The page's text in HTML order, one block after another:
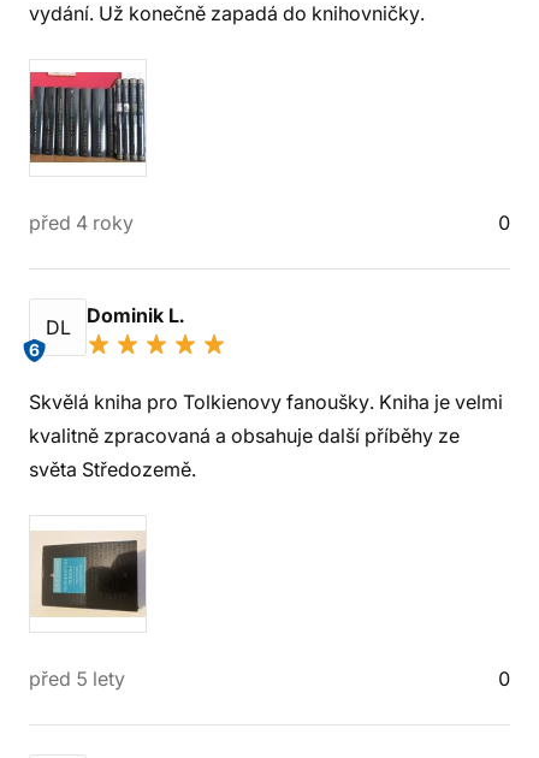
vydání. Už konečně zapadá do knihovničky.
před 4 roky 0
DL
6
Dominik L.
Skvělá kniha pro Tolkienovy fanoušky. Kniha je velmi
kvalitně zpracovaná a obsahuje další příběhy ze
světa Středozemě.
před 5 lety 0